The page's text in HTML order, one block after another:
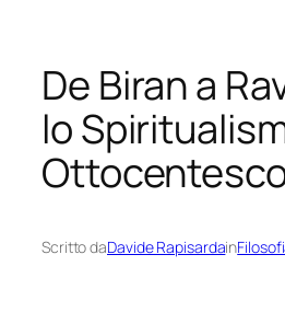
De Biran a
lo
Scritto daDavide Rapisardain